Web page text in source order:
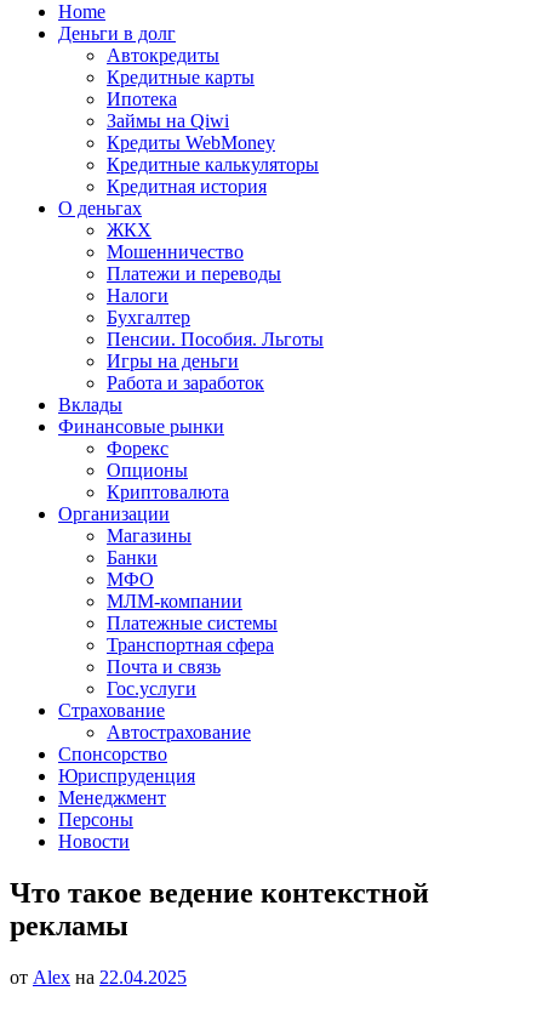
лиц
Home
Деньги в долг
Автокредиты
Кредитные карты
Ипотека
Займы на Qiwi
Кредиты WebMoney
Кредитные калькуляторы
Кредитная история
О деньгах
ЖКХ
Мошенничество
Платежи и переводы
Налоги
Бухгалтер
Пенсии. Пособия. Льготы
Игры на деньги
Работа и заработок
Вклады
Финансовые рынки
Форекс
Опционы
Криптовалюта
Организации
Магазины
Банки
МФО
МЛМ-компании
Платежные системы
Транспортная сфера
Почта и связь
Гос.услуги
Страхование
Автострахование
Спонсорство
Юриспруденция
Менеджмент
Персоны
Новости
Что такое ведение контекстной
рекламы
от Alex на 22.04.2025